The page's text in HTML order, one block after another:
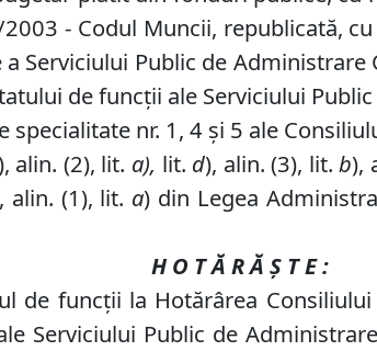
- Codul Muncii, republicată,
Serviciului Public de Administrare
de funcţii ale Serviciului
specialitate nr. 1, 4 şi 5 ale
alin. (2), lit. a), lit. d), alin. (3), lit.b),
alin. (1), lit. a) din Legea
H O T Ă R Ă Ş T E :
de funcţii la Hotărârea
Serviciului Public de